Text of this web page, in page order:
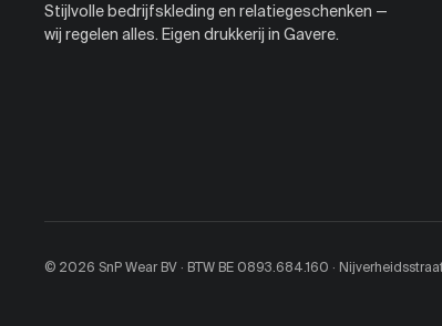
Stijlvolle bedrijfskleding en relatiegeschenken —
wij regelen alles. Eigen drukkerij in Gavere.
© 2026 SnP Wear BV · BTW BE 0893.684.160 ·